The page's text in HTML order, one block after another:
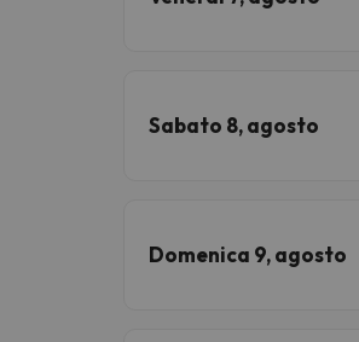
Sabato 8, agosto
Domenica 9, agosto